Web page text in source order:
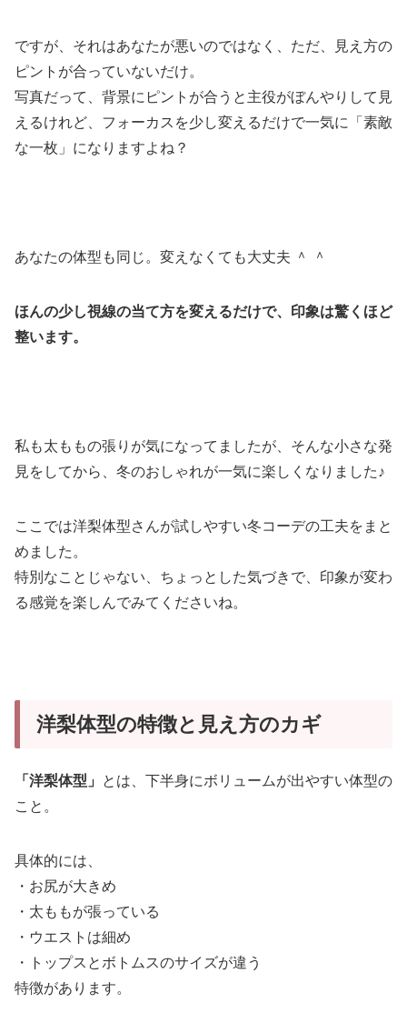
ですが、それはあなたが悪いのではなく、ただ、見え方の
ピントが合っていないだけ。
写真だって、背景にピントが合うと主役がぼんやりして見
えるけれど、フォーカスを少し変えるだけで一気に「素敵
な一枚」になりますよね？
あなたの体型も同じ。変えなくても大丈夫 ＾ ＾
ほんの少し視線の当て方を変えるだけで、印象は驚くほど
整います。
私も太ももの張りが気になってましたが、そんな小さな発
見をしてから、冬のおしゃれが一気に楽しくなりました♪
ここでは洋梨体型さんが試しやすい冬コーデの工夫をまと
めました。
特別なことじゃない、ちょっとした気づきで、印象が変わ
る感覚を楽しんでみてくださいね。
洋梨体型の特徴と見え方のカギ
「洋梨体型」
とは、下半身にボリュームが出やすい体型の
こと。
具体的には、
・お尻が大きめ
・太ももが張っている
・ウエストは細め
・トップスとボトムスのサイズが違う
特徴があります。